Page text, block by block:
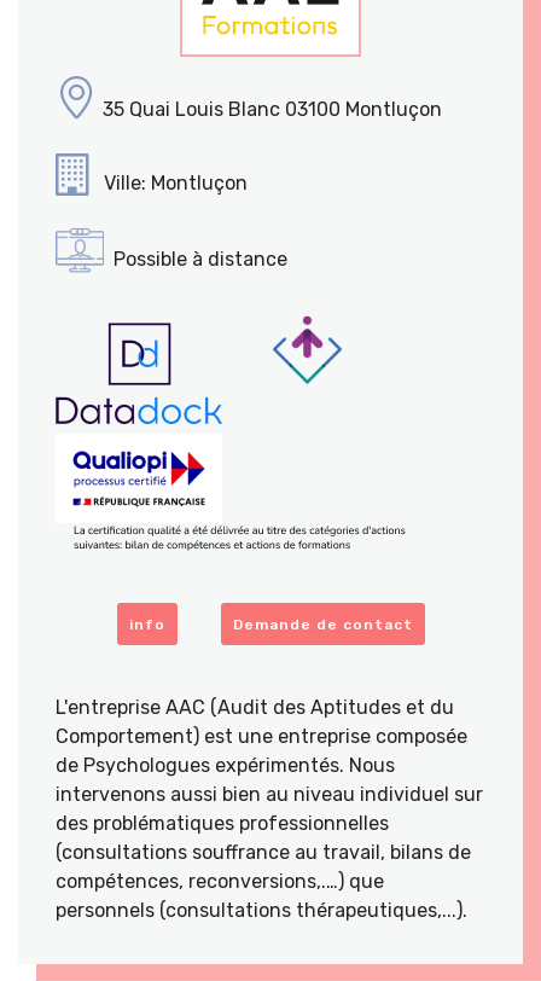
35 Quai Louis Blanc 03100 Montluçon
Ville: Montluçon
Possible à distance
info Demande de contact
L'entreprise AAC (Audit des Aptitudes et du
Comportement) est une entreprise composée
de Psychologues expérimentés. Nous
intervenons aussi bien au niveau individuel sur
des problématiques professionnelles
(consultations souffrance au travail, bilans de
compétences, reconversions,.…) que
personnels (consultations thérapeutiques,...).